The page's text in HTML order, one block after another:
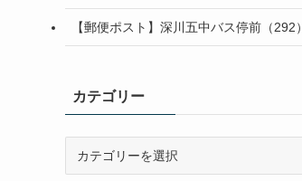
【郵便ポスト】深川五中バス停前（292）
カテゴリー